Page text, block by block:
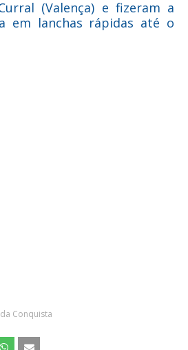
(Valença) e fizeram a
em lanchas rápidas até o
Conquista